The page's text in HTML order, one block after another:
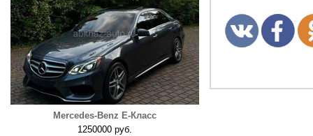
Mercedes-Benz E-Класс
1250000 руб.